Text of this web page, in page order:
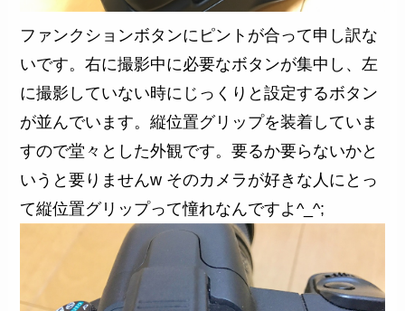
ファンクションボタンにピントが合って申し訳な
いです。右に撮影中に必要なボタンが集中し、左
に撮影していない時にじっくりと設定するボタン
が並んでいます。縦位置グリップを装着していま
すので堂々とした外観です。要るか要らないかと
いうと要りませんw そのカメラが好きな人にとっ
て縦位置グリップって憧れなんですよ^_^;